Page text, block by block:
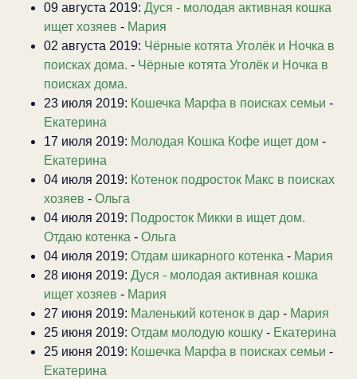
09 августа 2019: Дуся - молодая активная кошка
ищет хозяев - Мария
02 августа 2019: Чёрные котята Уголёк и Ночка в
поисках дома. - Чёрные котята Уголёк и Ночка в
поисках дома.
23 июля 2019: Кошечка Марфа в поисках семьи -
Екатерина
17 июля 2019: Молодая Кошка Кофе ищет дом -
Екатерина
04 июля 2019: Котенок подросток Макс в поисках
хозяев - Ольга
04 июля 2019: Подросток Микки в ищет дом.
Отдаю котенка - Ольга
04 июля 2019: Отдам шикарного котенка - Мария
28 июня 2019: Дуся - молодая активная кошка
ищет хозяев - Мария
27 июня 2019: Маленький котенок в дар - Мария
25 июня 2019: Отдам молодую кошку - Екатерина
25 июня 2019: Кошечка Марфа в поисках семьи -
Екатерина